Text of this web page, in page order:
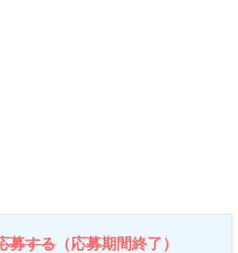
募する （応募期間終了）